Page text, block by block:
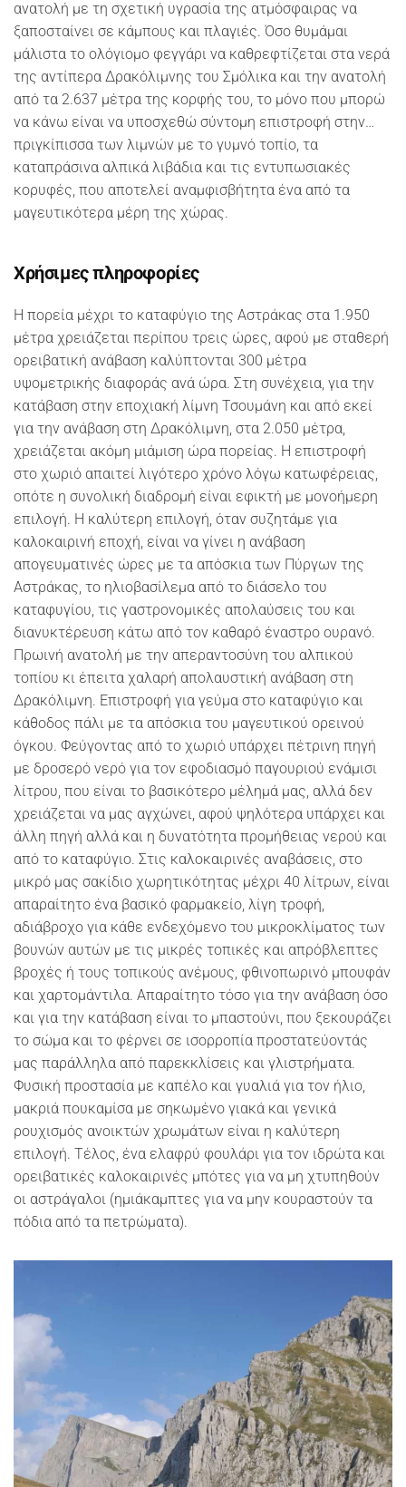
ανατολή με τη σχετική υγρασία της ατμόσφαιρας να
ξαποσταίνει σε κάμπους και πλαγιές. Όσο θυμάμαι
μάλιστα το ολόγιομο φεγγάρι να καθρεφτίζεται στα νερά
της αντίπερα Δρακόλιμνης του Σμόλικα και την ανατολή
από τα 2.637 μέτρα της κορφής του, το μόνο που μπορώ
να κάνω είναι να υποσχεθώ σύντομη επιστροφή στην…
πριγκίπισσα των λιμνών με το γυμνό τοπίο, τα
καταπράσινα αλπικά λιβάδια και τις εντυπωσιακές
κορυφές, που αποτελεί αναμφισβήτητα ένα από τα
μαγευτικότερα μέρη της χώρας.
Χρήσιμες πληροφορίες
Η πορεία μέχρι το καταφύγιο της Αστράκας στα 1.950
μέτρα χρειάζεται περίπου τρεις ώρες, αφού με σταθερή
ορειβατική ανάβαση καλύπτονται 300 μέτρα
υψομετρικής διαφοράς ανά ώρα. Στη συνέχεια, για την
κατάβαση στην εποχιακή λίμνη Τσουμάνη και από εκεί
για την ανάβαση στη Δρακόλιμνη, στα 2.050 μέτρα,
χρειάζεται ακόμη μιάμιση ώρα πορείας. Η επιστροφή
στο χωριό απαιτεί λιγότερο χρόνο λόγω κατωφέρειας,
οπότε η συνολική διαδρομή είναι εφικτή με μονοήμερη
επιλογή. Η καλύτερη επιλογή, όταν συζητάμε για
καλοκαιρινή εποχή, είναι να γίνει η ανάβαση
απογευματινές ώρες με τα απόσκια των Πύργων της
Αστράκας, το ηλιοβασίλεμα από το διάσελο του
καταφυγίου, τις γαστρονομικές απολαύσεις του και
διανυκτέρευση κάτω από τον καθαρό έναστρο ουρανό.
Πρωινή ανατολή με την απεραντοσύνη του αλπικού
τοπίου κι έπειτα χαλαρή απολαυστική ανάβαση στη
Δρακόλιμνη. Επιστροφή για γεύμα στο καταφύγιο και
κάθοδος πάλι με τα απόσκια του μαγευτικού ορεινού
όγκου. Φεύγοντας από το χωριό υπάρχει πέτρινη πηγή
με δροσερό νερό για τον εφοδιασμό παγουριού ενάμισι
λίτρου, που είναι το βασικότερο μέλημά μας, αλλά δεν
χρειάζεται να μας αγχώνει, αφού ψηλότερα υπάρχει και
άλλη πηγή αλλά και η δυνατότητα προμήθειας νερού και
από το καταφύγιο. Στις καλοκαιρινές αναβάσεις, στο
μικρό μας σακίδιο χωρητικότητας μέχρι 40 λίτρων, είναι
απαραίτητο ένα βασικό φαρμακείο, λίγη τροφή,
αδιάβροχο για κάθε ενδεχόμενο του μικροκλίματος των
βουνών αυτών με τις μικρές τοπικές και απρόβλεπτες
βροχές ή τους τοπικούς ανέμους, φθινοπωρινό μπουφάν
και χαρτομάντιλα. Απαραίτητο τόσο για την ανάβαση όσο
και για την κατάβαση είναι το μπαστούνι, που ξεκουράζει
το σώμα και το φέρνει σε ισορροπία προστατεύοντάς
μας παράλληλα από παρεκκλίσεις και γλιστρήματα.
Φυσική προστασία με καπέλο και γυαλιά για τον ήλιο,
μακριά πουκαμίσα με σηκωμένο γιακά και γενικά
ρουχισμός ανοικτών χρωμάτων είναι η καλύτερη
επιλογή. Τέλος, ένα ελαφρύ φουλάρι για τον ιδρώτα και
ορειβατικές καλοκαιρινές μπότες για να μη χτυπηθούν
οι αστράγαλοι (ημιάκαμπτες για να μην κουραστούν τα
πόδια από τα πετρώματα).